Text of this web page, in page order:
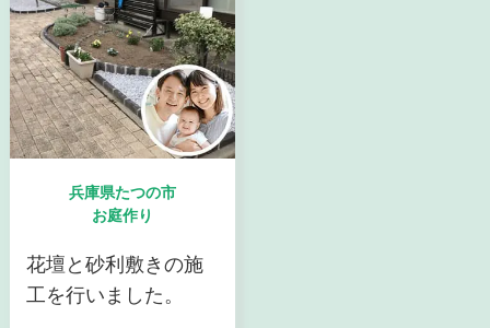
兵庫県たつの市
お庭作り
花壇と砂利敷きの施
工を行いました。